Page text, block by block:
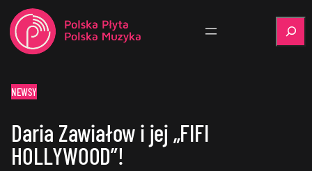
NEWSY
Daria Zawiałow i jej „FIFI
HOLLYWOOD”!